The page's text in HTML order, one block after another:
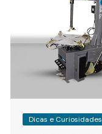
Dicas e Curiosidades